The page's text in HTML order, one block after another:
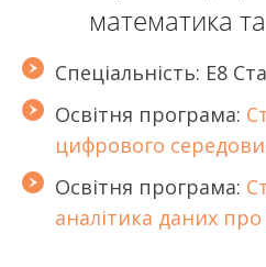
математика
Спеціальність: Е8
Освітня програма:
цифрового
Освітня програма:
аналітика даних